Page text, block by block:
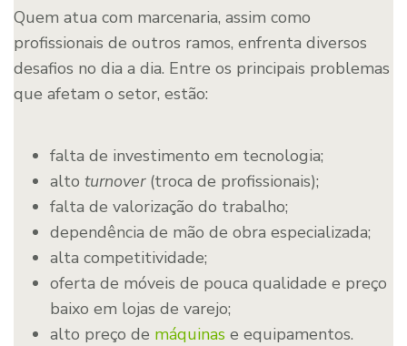
Quem atua com marcenaria, assim como
profissionais de outros ramos, enfrenta diversos
desafios no dia a dia. Entre os principais problemas
que afetam o setor, estão:
falta de investimento em tecnologia;
alto turnover(troca de profissionais);
falta de valorização do trabalho;
dependência de mão de obra especializada;
alta competitividade;
oferta de móveis de pouca qualidade e preço
baixo em lojas de varejo;
alto preço de máquinas e equipamentos.